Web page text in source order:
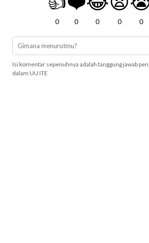
0 0 0 0 0
Isi komentar sepenuhnya adalah tanggung jawab
dalam UU ITE